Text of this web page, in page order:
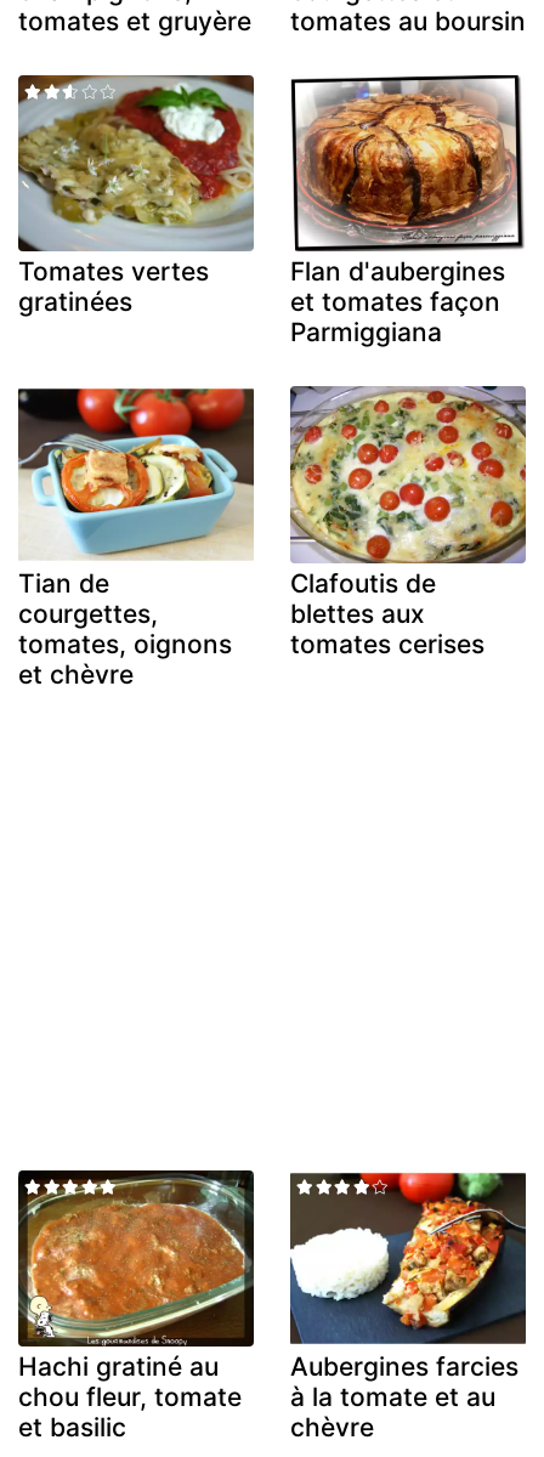
tomates et gruyère
tomates au boursin
Tomates vertes
gratinées
Flan d'aubergines
et tomates façon
Parmiggiana
Tian de
courgettes,
tomates, oignons
et chèvre
Clafoutis de
blettes aux
tomates cerises
Hachi gratiné au
chou fleur, tomate
et basilic
Aubergines farcies
à la tomate et au
chèvre